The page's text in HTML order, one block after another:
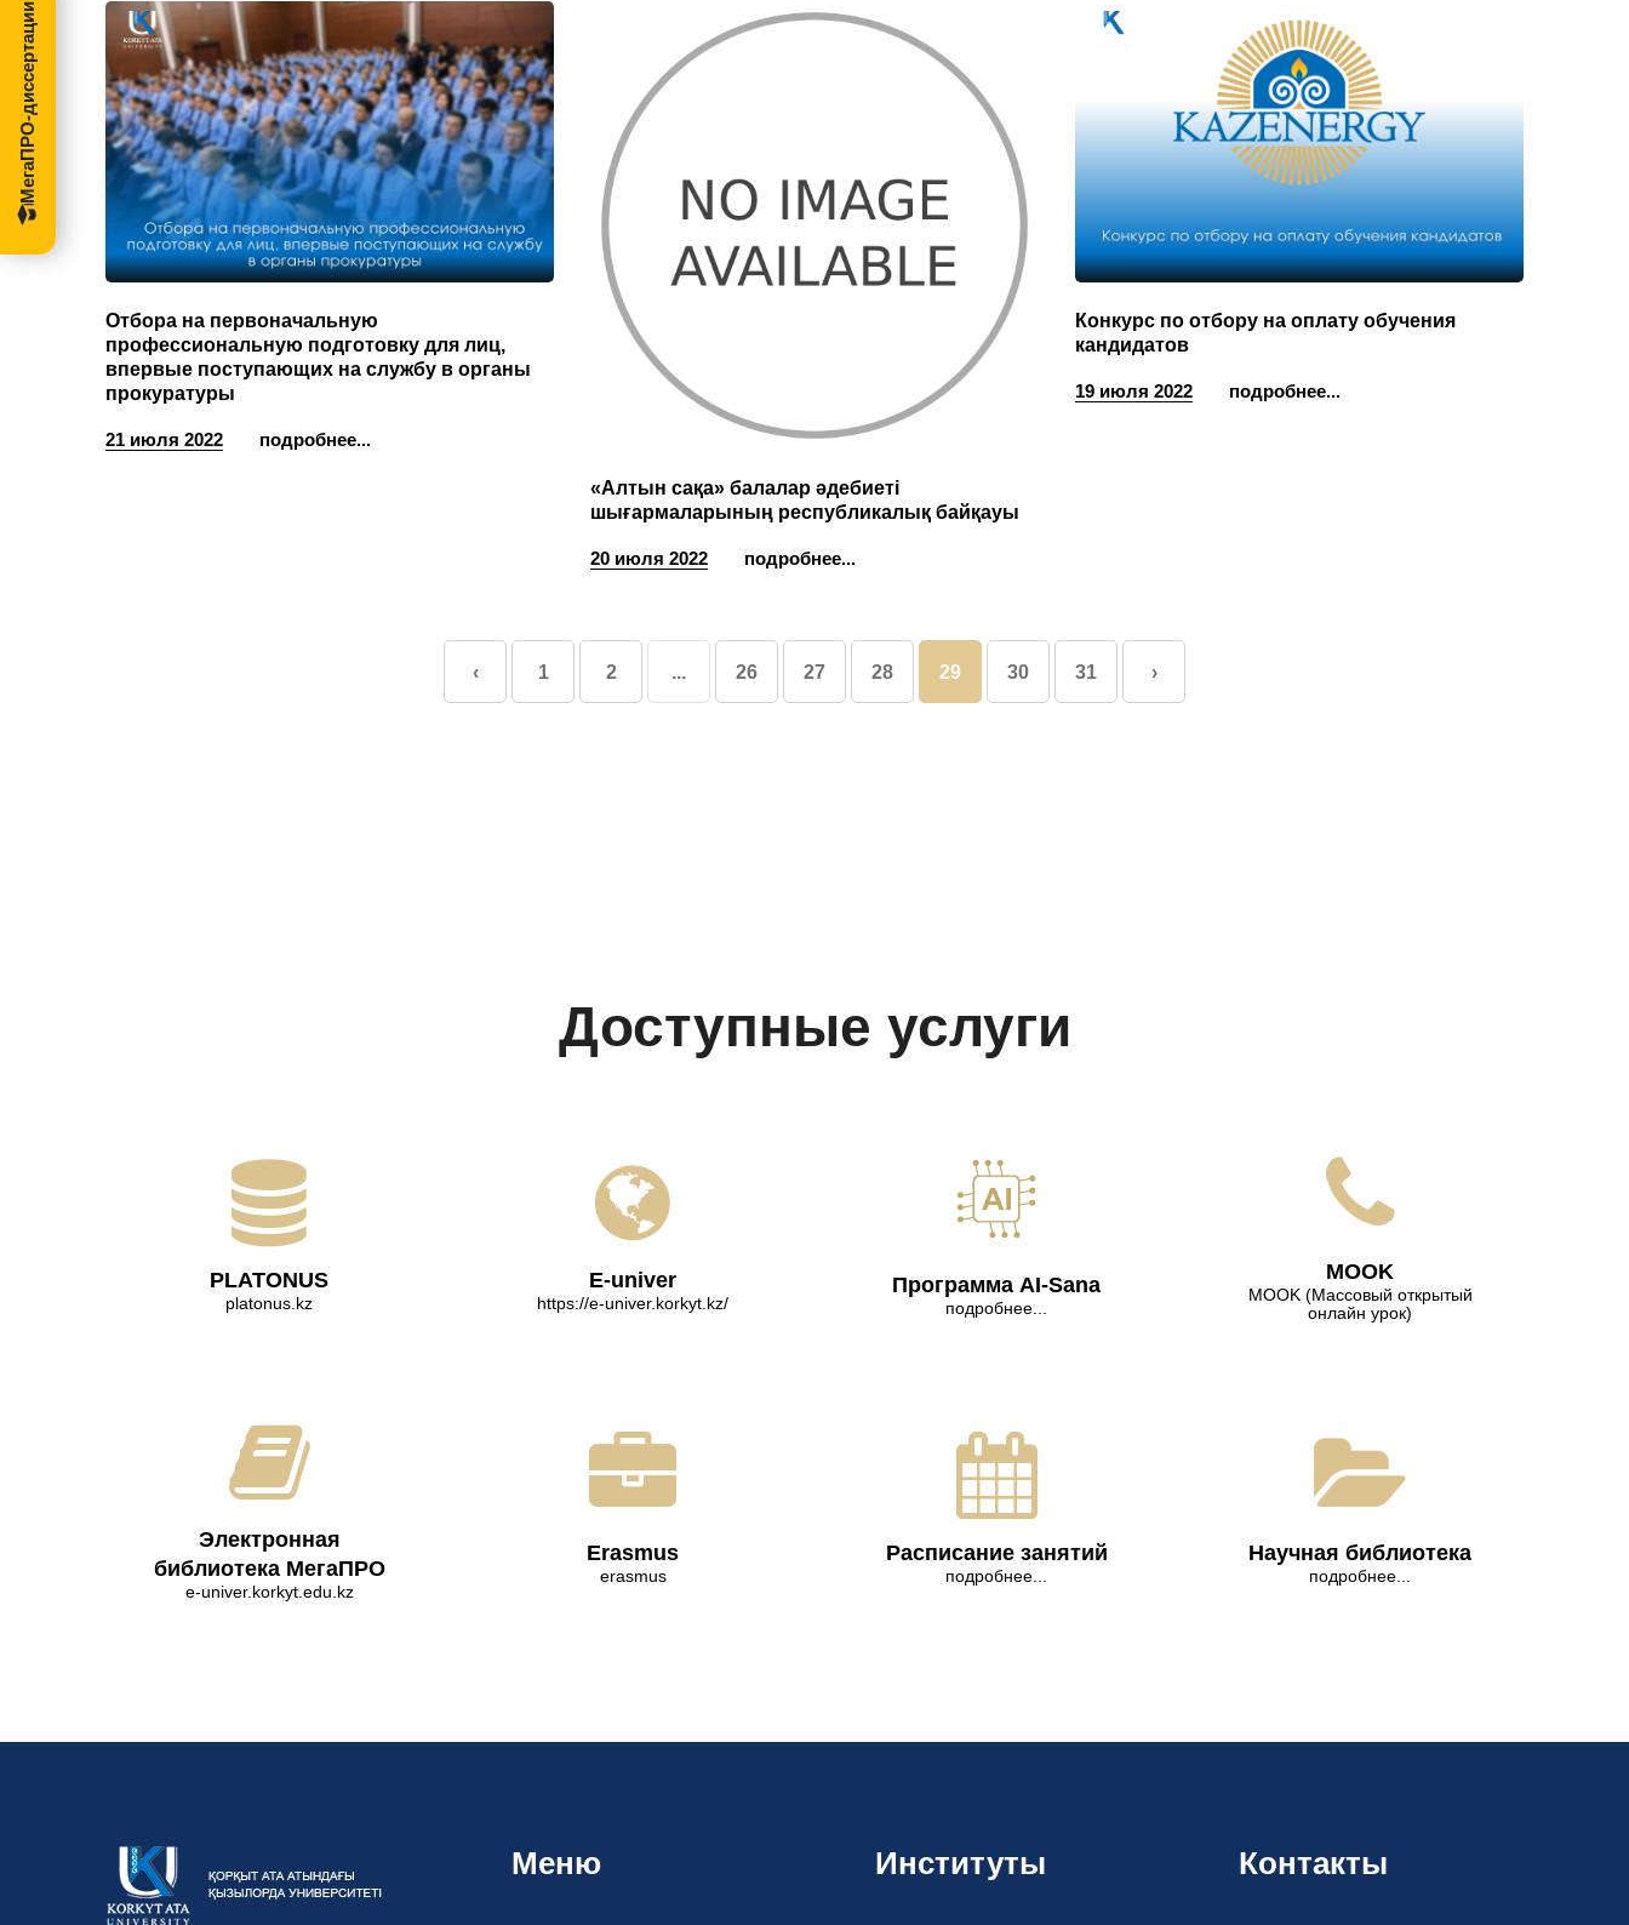
Отбора на первоначальную
профессиональную подготовку для лиц,
впервые поступающих на службу в органы
прокуратуры
21 июля 2022 подробнее...
­­­«Алтын сақа» балалар әдебиеті
шығармаларының республикалық байқауы
20 июля 2022 подробнее...
Конкурс по отбору на оплату обучения
кандидатов
19 июля 2022 подробнее...
‹ 1 2 ... 26 27 28 29 30 31 ›
Доступные услуги
PLATONUS
platonus.kz
E-univer
https://e-univer.korkyt.kz/
Программа AI-Sana
подробнее...
МООK
МООK (Массовый открытый
онлайн урок)
Электронная
библиотека МегаПРО
e-univer.korkyt.edu.kz
Erasmus
erasmus
Расписание занятий
подробнее...
Научная библиотека
подробнее...
Меню Институты Контакты
МегаПРО-диссертации